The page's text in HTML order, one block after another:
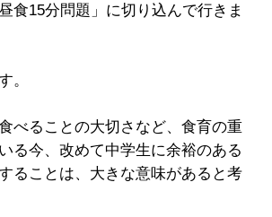
食15分問題」に切り込んで行きま
。
べることの大切さなど、食育の重
る今、改めて中学生に余裕のある
ることは、大きな意味があると考